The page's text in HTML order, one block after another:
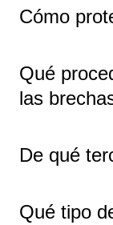
Cómo
Qué
las
De qué
Qué tipo